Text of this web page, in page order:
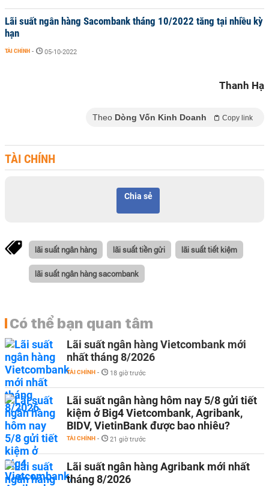
Lãi suất ngân hàng Sacombank tháng 10/2022 tăng tại nhiều kỳ
hạn
TÀI CHÍNH - 05-10-2022
Thanh Hạ
Theo Dòng Vốn Kinh Doanh Copy link
TÀI CHÍNH
Chia sẻ
lãi suất ngân hàng lãi suất tiền gửi lãi suất tiết kiệm
lãi suất ngân hàng sacombank
Có thể bạn quan tâm
Lãi suất ngân hàng Vietcombank mới
nhất tháng 8/2026
TÀI CHÍNH - 18 giờ trước
Lãi suất ngân hàng hôm nay 5/8 gửi tiết
kiệm ở Big4 Vietcombank, Agribank,
BIDV, VietinBank được bao nhiêu?
TÀI CHÍNH - 21 giờ trước
Lãi suất ngân hàng Agribank mới nhất
tháng 8/2026